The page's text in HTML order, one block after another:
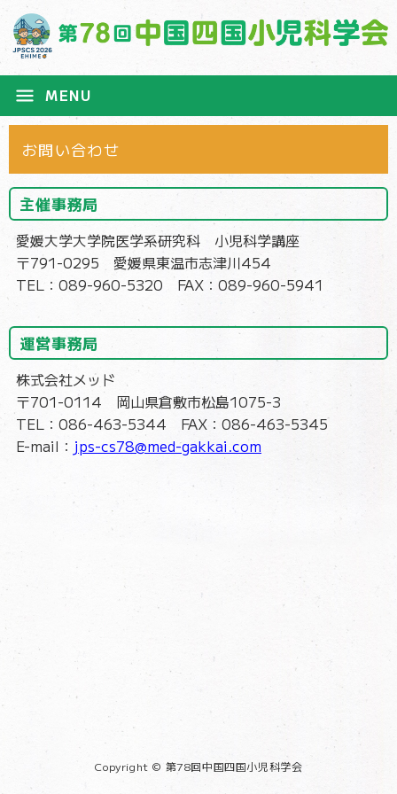
menu MENU
お問い合わせ
主催事務局
愛媛大学大学院医学系研究科 小児科学講座
〒791-0295 愛媛県東温市志津川454
TEL：089-960-5320 FAX：089-960-5941
運営事務局
株式会社メッド
〒701-0114 岡山県倉敷市松島1075-3
TEL：086-463-5344 FAX：086-463-5345
E-mail： jps-cs78@med-gakkai.com
Copyright © 第78回中国四国小児科学会